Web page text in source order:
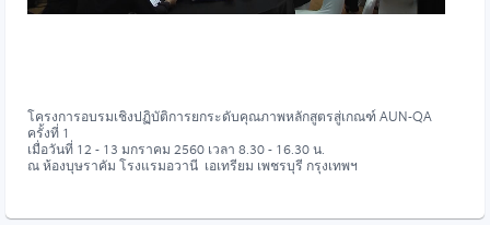
โครงการอบรมเชิงปฏิบัติการยกระดับคุณภาพหลักสูตรสู่เกณฑ์ AUN-QA
ครั้งที่ 1
เมื่อวันที่ 12 - 13 มกราคม 2560 เวลา 8.30 - 16.30 น.
ณ ห้องบุษราคัม โรงแรมอวานี เอเทรียม เพชรบุรี กรุงเทพฯ